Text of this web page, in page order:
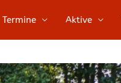
Termine Aktive